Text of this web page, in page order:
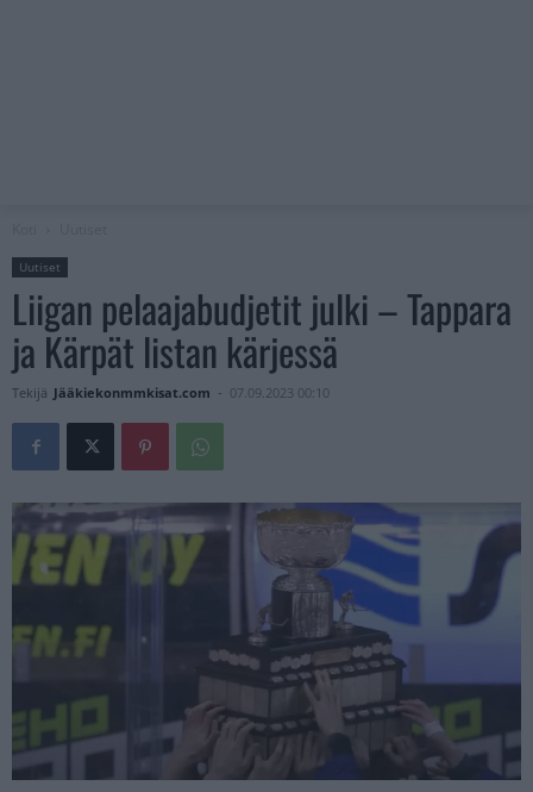
Uutiset
Liigan pelaajabudjetit julki – Tappara
ja Kärpät listan kärjessä
Tekijä Jääkiekonmmkisat.com - 07.09.2023 00:10